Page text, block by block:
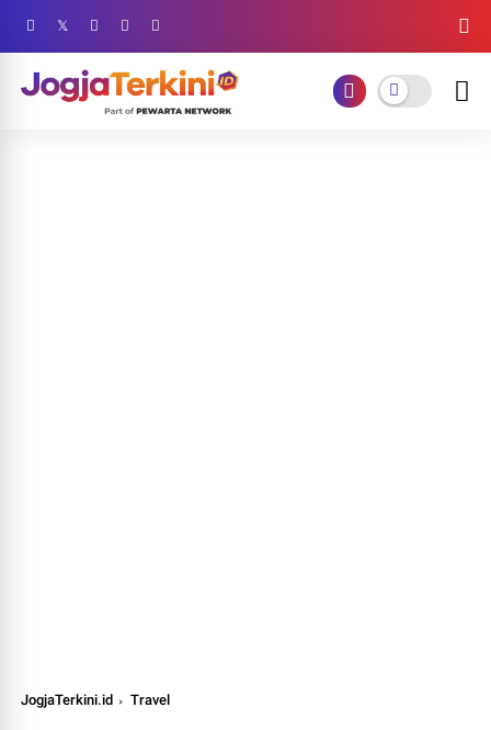
JogjaTerkini.id Travel